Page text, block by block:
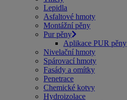
Lepidla
Asfaltové hmoty
Montážní pěny
Pur pěny
Aplikace PUR pěny
Nivelační hmoty
Spárovací hmoty
Fasády a omítky
Penetrace
Chemické kotvy
Hydroizolace